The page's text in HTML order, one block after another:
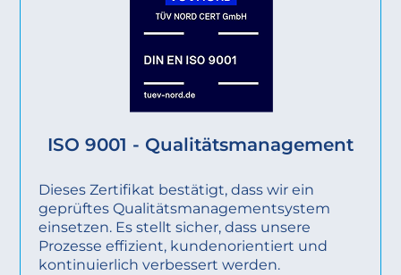
ISO 9001 - Qualitätsmanagement
Dieses Zertifikat bestätigt, dass wir ein
geprüftes Qualitätsmanagementsystem
einsetzen. Es stellt sicher, dass unsere
Prozesse effizient, kundenorientiert und
kontinuierlich verbessert werden.